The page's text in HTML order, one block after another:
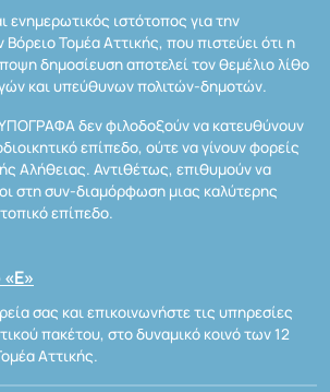
ιστότοπος για την
Βόρειο Τομέα Αττικής, που πιστεύει ότι η
δημοσίευση αποτελεί τον θεμέλιο λίθο
και υπεύθυνων πολιτών-δημοτών.
δεν φιλοδοξούν να κατευθύνουν
επίπεδο, ούτε να γίνουν φορείς
Αλήθειας. Αντιθέτως, επιθυμούν να
στη συν-διαμόρφωση μιας καλύτερης
επίπεδο.
σας και επικοινωνήστε τις υπηρεσίες
πακέτου, στο δυναμικό κοινό των 12
Αττικής.